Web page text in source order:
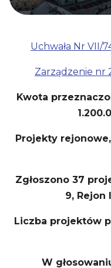
Uchwała Nr VII/
Zarządzenie nr
Kwota
Projekty
Zgłoszono 37
9, Rejon
Liczba projektów
W